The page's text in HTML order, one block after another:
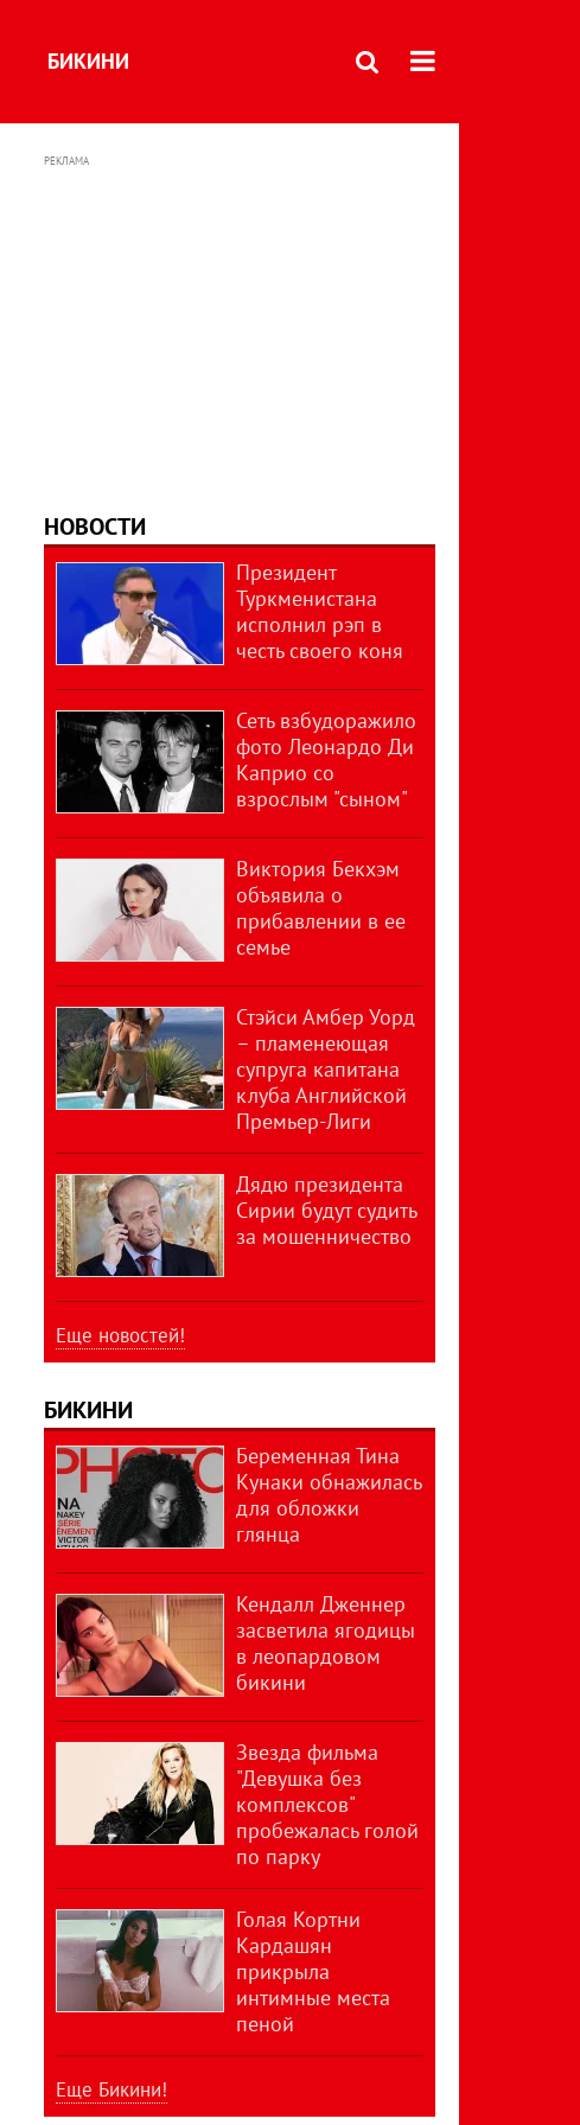
БИКИНИ
РЕКЛАМА
НОВОСТИ
Президент
Туркменистана
исполнил рэп в
честь своего коня
Сеть взбудоражило
фото Леонардо Ди
Каприо со
взрослым "сыном"
Виктория Бекхэм
объявила о
прибавлении в ее
семье
Стэйси Амбер Уорд
– пламенеющая
супруга капитана
клуба Английской
Премьер-Лиги
Дядю президента
Сирии будут судить
за мошенничество
Еще новостей!
БИКИНИ
Беременная Тина
Кунаки обнажилась
для обложки
глянца
Кендалл Дженнер
засветила ягодицы
в леопардовом
бикини
Звезда фильма
"Девушка без
комплексов"
пробежалась голой
по парку
Голая Кортни
Кардашян
прикрыла
интимные места
пеной
Еще Бикини!